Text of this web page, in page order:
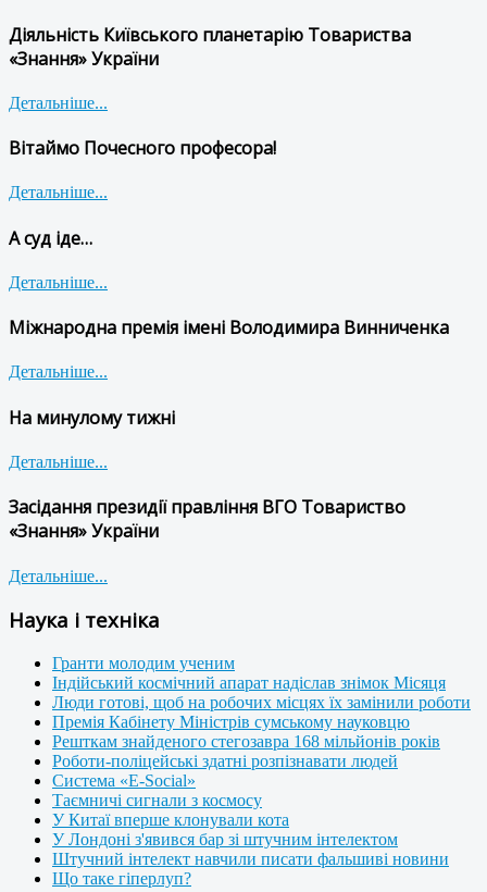
Діяльність Київського планетарію Товариства
«Знання» України
Детальніше...
Вітаймо Почесного професора!
Детальніше...
А суд іде…
Детальніше...
Міжнародна премія імені Володимира Винниченка
Детальніше...
На минулому тижні
Детальніше...
Засідання президії правління ВГО Товариство
«Знання» України
Детальніше...
Наука і техніка
Гранти молодим ученим
Індійський космічний апарат надіслав знімок Місяця
Люди готові, щоб на робочих місцях їх замінили роботи
Премія Кабінету Міністрів сумському науковцю
Решткам знайденого стегозавра 168 мільйонів років
Роботи-поліцейські здатні розпізнавати людей
Система «E-Social»
Таємничі сигнали з космосу
У Китаї вперше клонували кота
У Лондоні з'явився бар зі штучним інтелектом
Штучний інтелект навчили писати фальшиві новини
Що таке гіперлуп?